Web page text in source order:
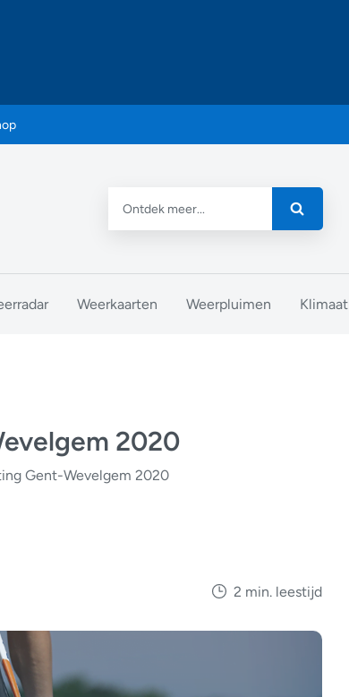
Weerkaarten Weerpluimen Klimaat
2020
Gent-Wevelgem 2020
2 min. leestijd